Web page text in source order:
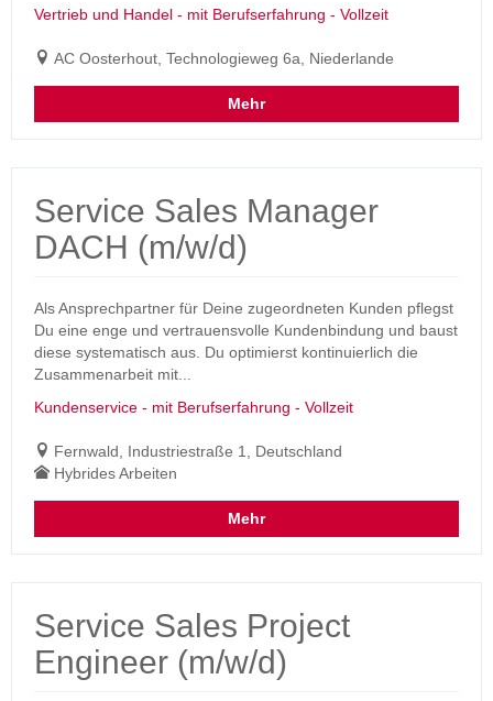
Vertrieb und Handel - mit Berufserfahrung - Vollzeit
AC Oosterhout, Technologieweg 6a, Niederlande
Mehr
Service Sales Manager
DACH (m/w/d)
Als Ansprechpartner für Deine zugeordneten Kunden pflegst
Du eine enge und vertrauensvolle Kundenbindung und baust
diese systematisch aus. Du optimierst kontinuierlich die
Zusammenarbeit mit...
Kundenservice - mit Berufserfahrung - Vollzeit
Fernwald, Industriestraße 1, Deutschland
Hybrides Arbeiten
Mehr
Service Sales Project
Engineer (m/w/d)